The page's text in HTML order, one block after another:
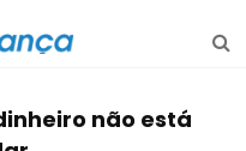
não está